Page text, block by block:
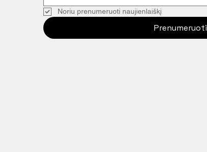
Noriu prenumeruoti naujienlaiškį
Prenumeruoti